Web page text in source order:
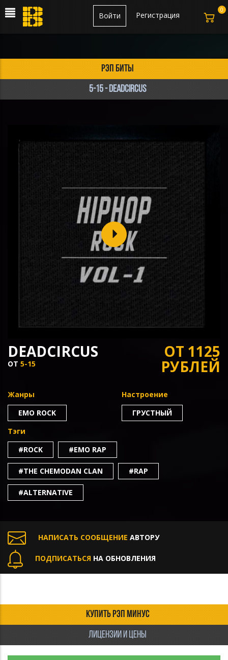
Регистрация
Войти
рэп биты
5-15 - DeadCircus
DEADCIRCUS
ОТ 5-15
ОТ 1125
РУБЛЕЙ
Жанры
EMO ROCK
Настроение
ГРУСТНЫЙ
Тэги
#ROCK
#EMO RAP
#THE CHEMODAN CLAN #RAP
#ALTERNATIVE
НАПИСАТЬ СООБЩЕНИЕ АВТОРУ
ПОДПИСАТЬСЯ НА ОБНОВЛЕНИЯ
КУПИТЬ РЭП МИНУС
ЛИЦЕНЗИИ И ЦЕНЫ
0